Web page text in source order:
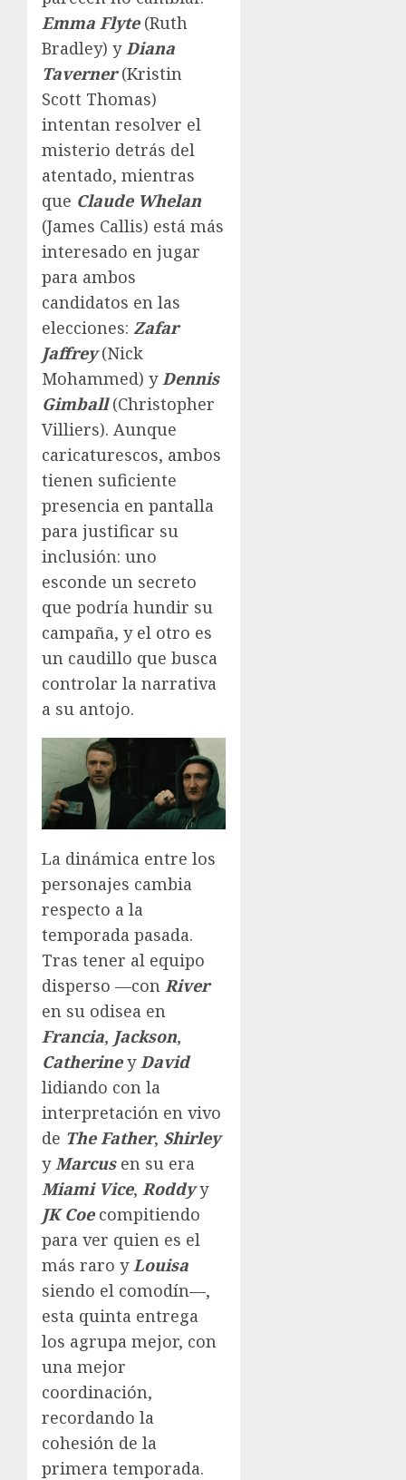
Emma Flyte(Ruth
Bradley) y Diana
Taverner(Kristin
Scott Thomas)
intentan resolver el
misterio detrás del
atentado, mientras
que Claude Whelan
(James Callis) está más
interesado en jugar
para ambos
candidatos en las
elecciones: Zafar
Jaffrey(Nick
Mohammed) y Dennis
Gimball(Christopher
Villiers). Aunque
caricaturescos, ambos
tienen suficiente
presencia en pantalla
para justificar su
inclusión: uno
esconde un secreto
que podría hundir su
campaña, y el otro es
un caudillo que busca
controlar la narrativa
a su antojo.
La dinámica entre los
personajes cambia
respecto a la
temporada pasada.
Tras tener al equipo
disperso —con River
en su odisea en
Francia, Jackson,
CatherineyDavid
lidiando con la
interpretación en vivo
de The Father, Shirley
yMarcusen su era
Miami Vice, Roddyy
JK Coecompitiendo
para ver quien es el
más raro yLouisa
siendo el comodín—,
esta quinta entrega
los agrupa mejor, con
una mejor
coordinación,
recordando la
cohesión de la
primera temporada.